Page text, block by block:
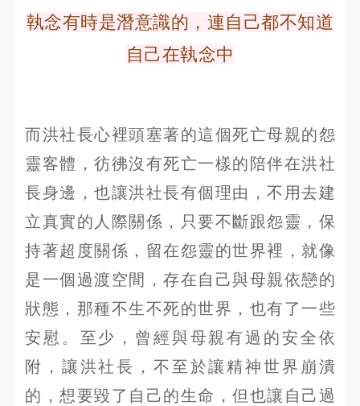
執念有時是潛意識的，連自己都不知道
自己在執念中
而洪社長心裡頭塞著的這個死亡母親的怨
靈客體，彷彿沒有死亡一樣的陪伴在洪社
長身邊，也讓洪社長有個理由，不用去建
立真實的人際關係，只要不斷跟怨靈，保
持著超度關係，留在怨靈的世界裡，就像
是一個過渡空間，存在自己與母親依戀的
狀態，那種不生不死的世界，也有了一些
安慰。至少，曾經與母親有過的安全依
附，讓洪社長，不至於讓精神世界崩潰
的，想要毀了自己的生命，但也讓自己過